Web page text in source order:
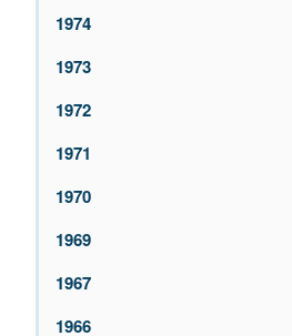
1974
1973
1972
1971
1970
1969
1967
1966